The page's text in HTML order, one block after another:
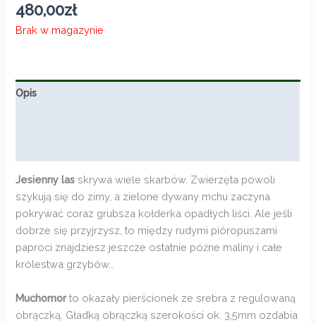
480,00zł
Brak w magazynie
Opis
Jesienny lasskrywa wiele skarbów. Zwierzęta powoli
szykują się do zimy, a zielone dywany mchu zaczyna
pokrywać coraz grubsza kołderka opadłych liści. Ale jeśli
dobrze się przyjrzysz, to między rudymi pióropuszami
paproci znajdziesz jeszcze ostatnie późne maliny i całe
królestwa grzybów…
Muchomorto okazały pierścionek ze srebra z regulowaną
obrączką. Gładką obrączką szerokości ok. 3,5mm ozdabia